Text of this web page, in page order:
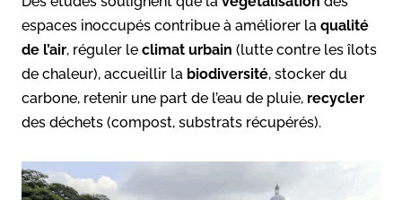
espaces inoccupés contribue à améliorer la qualité
de l’air, réguler le climat urbain (lutte contre les îlots
de chaleur), accueillir la biodiversité, stocker du
carbone, retenir une part de l’eau de pluie, recycler
des déchets (compost, substrats récupérés).